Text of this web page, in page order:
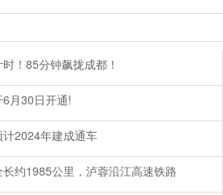
！85分钟飙拢成都！
月30日开通!
2024年建成通车
约1985公里，泸蓉沿江高速铁路